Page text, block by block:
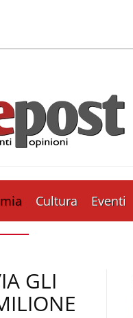
Cultura Eventi
GLI